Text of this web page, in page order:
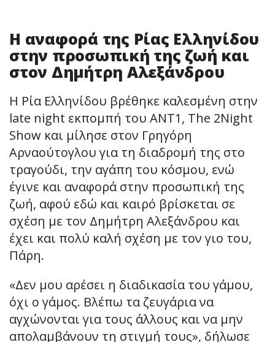
Η αναφορά της Ρίας Ελληνίδου
στην προσωπική της ζωή και
στον Δημήτρη Αλεξάνδρου
Η Ρία Ελληνίδου βρέθηκε καλεσμένη στην
late night εκπομπή του ΑΝΤ1, The 2Night
Show και μίλησε στον Γρηγόρη
Αρναούτογλου για τη διαδρομή της στο
τραγούδι, την αγάπη του κόσμου, ενώ
έγινε και αναφορά στην προσωπική της
ζωή, αφού εδώ και καιρό βρίσκεται σε
σχέση με τον Δημήτρη Αλεξάνδρου και
έχει και πολύ καλή σχέση με τον γιο του,
Πάρη.
«Δεν μου αρέσει η διαδικασία του γάμου,
όχι ο γάμος. Βλέπω τα ζευγάρια να
αγχώνονται για τους άλλους και να μην
απολαμβάνουν τη στιγμή τους», δήλωσε